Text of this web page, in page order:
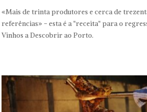
«Mais de trinta produtores e cerca de
referências» - esta é a "receita" para o
Vinhos a Descobrir ao Porto.